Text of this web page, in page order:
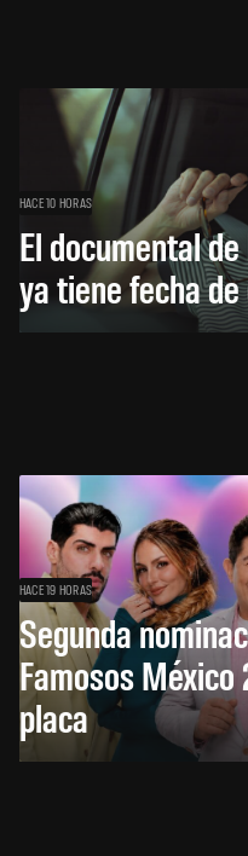
HACE 10 HORAS
El documental
ya tiene fecha
HACE 19 HORAS
Segunda
Famosos
placa